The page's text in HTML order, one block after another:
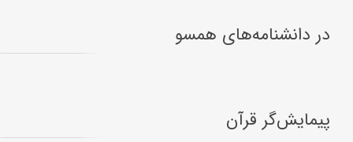
در دانشنامه‌های همسو
پیمایش‌گر قرآن